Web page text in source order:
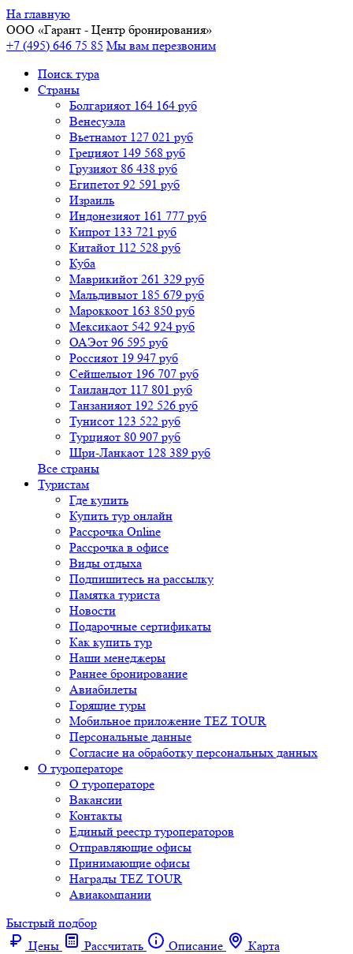
На главную
ООО «Гарант - Центр бронирования»
+7 (495) 646 75 85 Мы вам перезвоним
Поиск тура
Cтраны
Болгарияот 164 164 руб
Венесуэла
Вьетнамот 127 021 руб
Грецияот 149 568 руб
Грузияот 86 438 руб
Египетот 92 591 руб
Израиль
Индонезияот 161 777 руб
Кипрот 133 721 руб
Китайот 112 528 руб
Куба
Маврикийот 261 329 руб
Мальдивыот 185 679 руб
Мароккоот 163 850 руб
Мексикаот 542 924 руб
ОАЭот 96 595 руб
Россияот 19 947 руб
Сейшелыот 196 707 руб
Таиландот 117 801 руб
Танзанияот 192 526 руб
Тунисот 123 522 руб
Турцияот 80 907 руб
Шри-Ланкаот 128 389 руб
Все страны
Туристам
Где купить
Купить тур онлайн
Рассрочка Online
Рассрочка в офисе
Виды отдыха
Подпишитесь на рассылку
Памятка туриста
Новости
Подарочные сертификаты
Как купить тур
Наши менеджеры
Раннее бронирование
Авиабилеты
Горящие туры
Мобильное приложение TEZ TOUR
Персональные данные
Согласие на обработку персональных данных
О туроператоре
О туроператоре
Вакансии
Контакты
Единый реестр туроператоров
Отправляющие офисы
Принимающие офисы
Награды TEZ TOUR
Авиакомпании
Быстрый подбор
Цены
Рассчитать Описание
Карта